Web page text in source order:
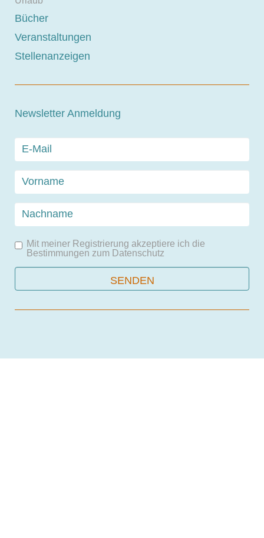
Bücher
Veranstaltungen
Stellenanzeigen
Newsletter Anmeldung
Mit meiner Registrierung akzeptiere ich die
Bestimmungen zum Datenschutz